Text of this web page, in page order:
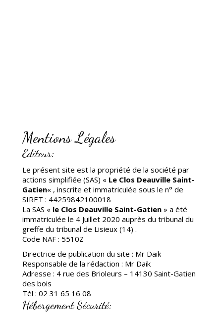
Mentions Légales
Editeur:
Le présent site est la propriété de la société par
actions simplifiée (SAS) « Le Clos Deauville Saint-
Gatien« , inscrite et immatriculée sous le n° de
SIRET : 44259842100018
La SAS « le Clos Deauville Saint-Gatien» a été
immatriculée le 4 Juillet 2020 auprès du tribunal du
greffe du tribunal de Lisieux (14) .
Code NAF : 5510Z
Directrice de publication du site : Mr Daik
Responsable de la rédaction : Mr Daik
Adresse : 4 rue des Brioleurs – 14130 Saint-Gatien
des bois
Tél : 02 31 65 16 08
Hébergement Sécurité: